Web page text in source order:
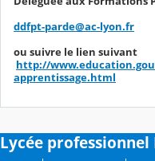
ddfpt-parde@ac-lyon.fr
ou suivre le lien suivant
http://
apprentissage.html
Lycée